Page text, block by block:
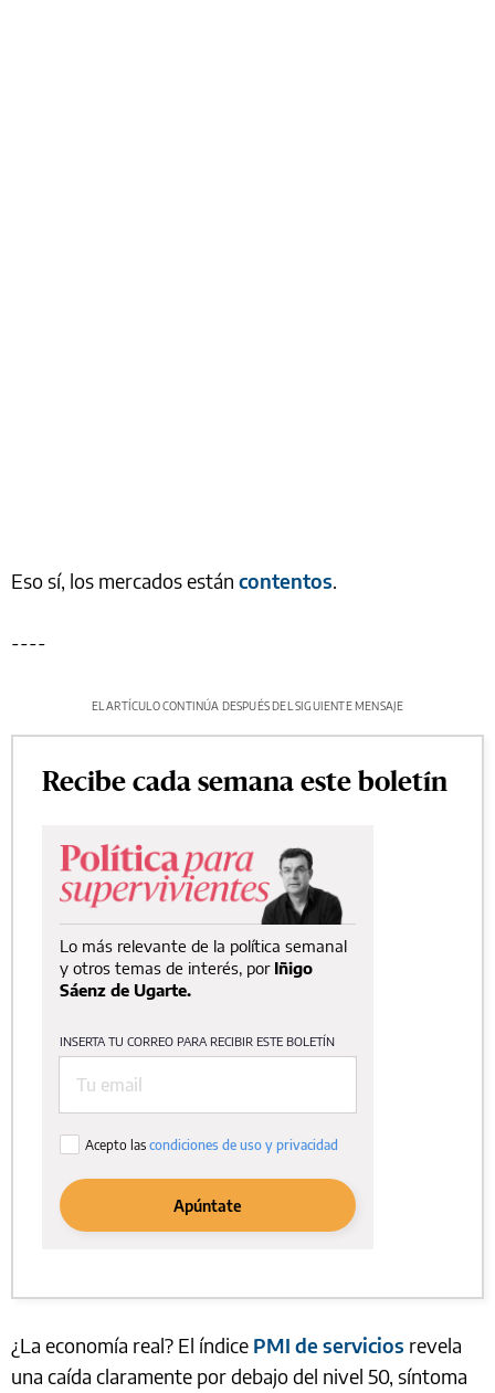
Eso sí, los mercados están contentos.
----
EL ARTÍCULO CONTINÚA DESPUÉS DEL SIGUIENTE MENSAJE
Recibe cada semana este boletín
¿La economía real? El índice PMI de servicios revela
una caída claramente por debajo del nivel 50, síntoma